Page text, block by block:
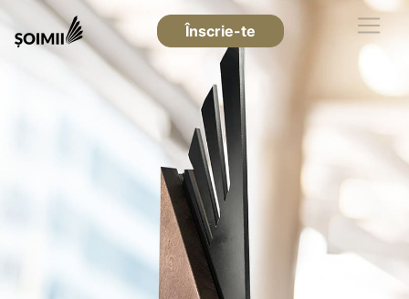
Înscrie-te